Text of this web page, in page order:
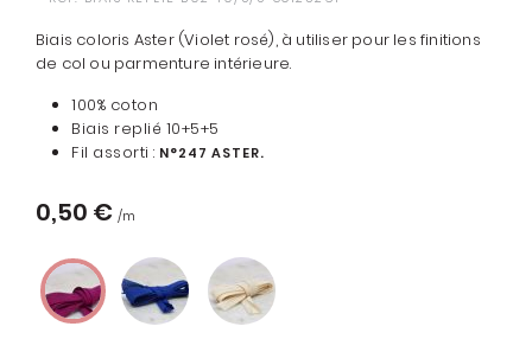
Biais coloris Aster (Violet rosé), à utiliser pour les finitions
de col ou parmenture intérieure.
100% coton
Biais replié 10+5+5
Fil assorti : N°247 ASTER.
0,50 €